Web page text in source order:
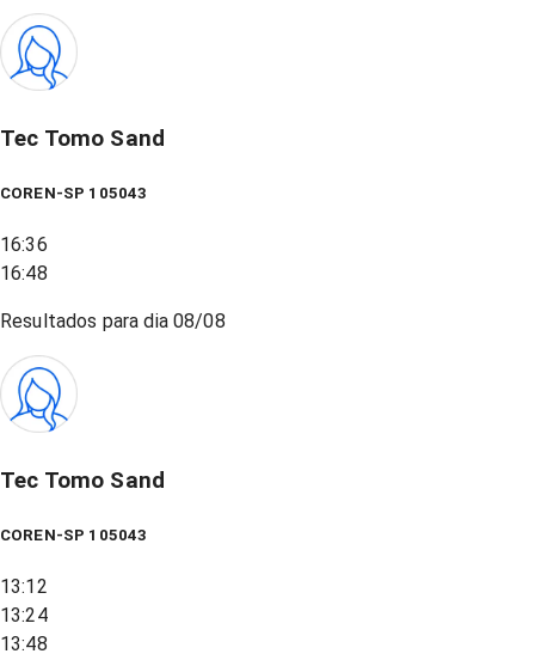
Tec Tomo Sand
COREN-SP 105043
16:36
16:48
Resultados para dia08/08
Tec Tomo Sand
COREN-SP 105043
13:12
13:24
13:48